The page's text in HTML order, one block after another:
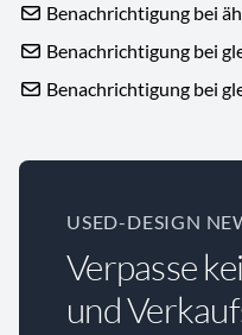
Benachrichtigung bei
Benachrichtigung bei
Benachrichtigung bei
USED-DESIGN
Verpasse
und